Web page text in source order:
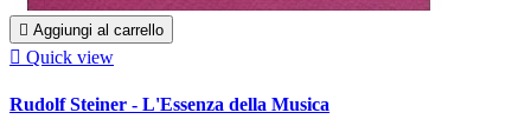
 Aggiungi al carrello
 Quick view
Rudolf Steiner - L'Essenza della Musica